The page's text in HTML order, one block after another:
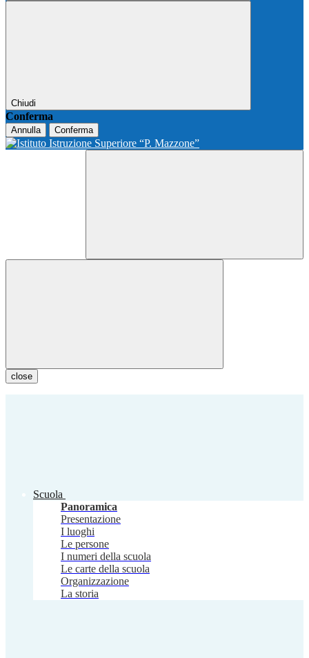
Chiudi
Conferma
Annulla Conferma
close
Scuola
Panoramica
Presentazione
I luoghi
Le persone
I numeri della scuola
Le carte della scuola
Organizzazione
La storia